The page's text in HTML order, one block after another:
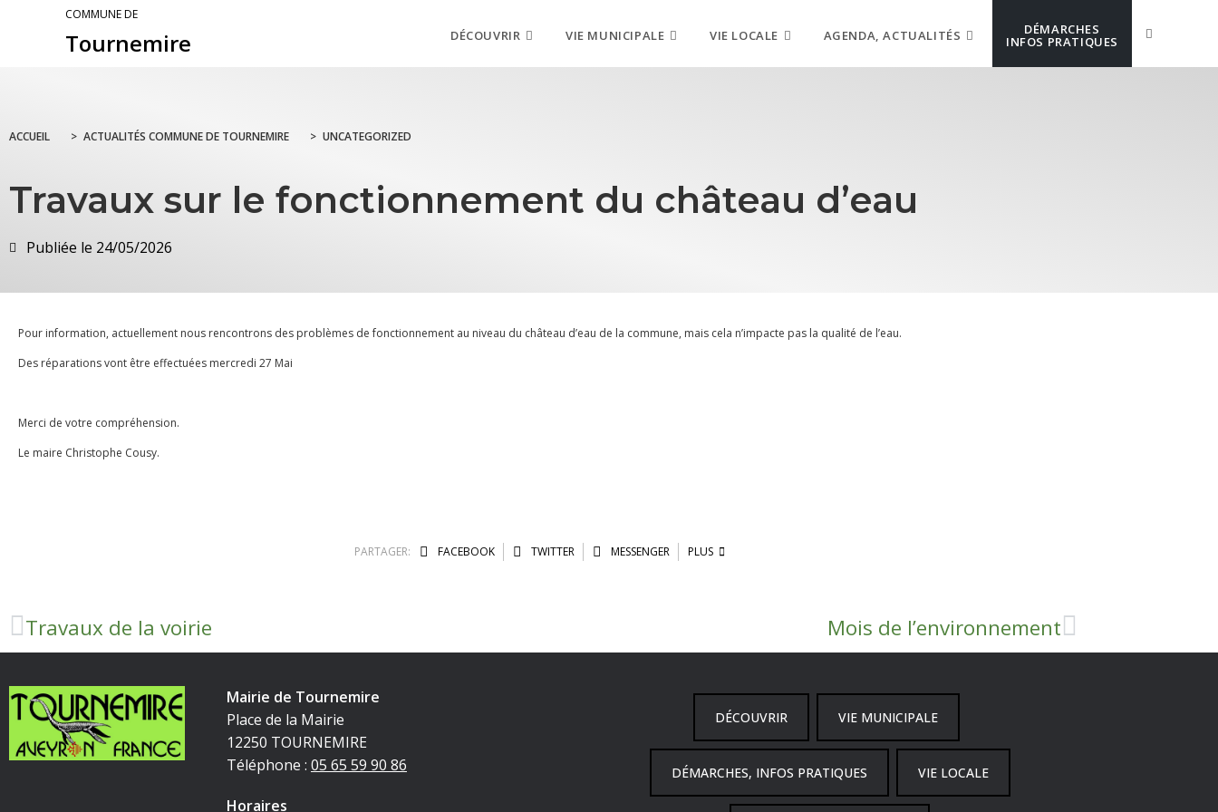
COMMUNE DE
Tournemire DÉCOUVRIR VIE MUNICIPALE VIE LOCALE AGENDA, ACTUALITÉS DÉMARCHES
INFOS PRATIQUES
ACCUEIL > ACTUALITÉS COMMUNE DE TOURNEMIRE > UNCATEGORIZED
Travaux sur le fonctionnement du château d’eau
Publiée le 24/05/2026
Pour information, actuellement nous rencontrons des problèmes de fonctionnement au niveau du château d’eau de la commune, mais cela n’impacte pas la qualité de l’eau.
Des réparations vont être effectuées mercredi 27 Mai
Merci de votre compréhension.
Le maire Christophe Cousy.
PARTAGER: FACEBOOK TWITTER MESSENGER PLUS
Travaux de la voirie Mois de l’environnement
Mairie de Tournemire
Place de la Mairie
12250 TOURNEMIRE
Téléphone : 05 65 59 90 86
Horaires
DÉCOUVRIR VIE MUNICIPALE
DÉMARCHES, INFOS PRATIQUES VIE LOCALE